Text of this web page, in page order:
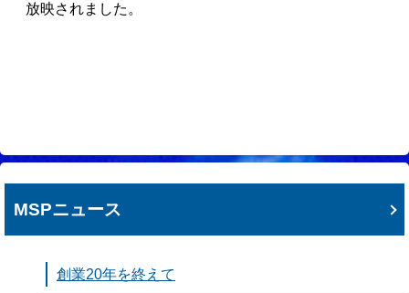
放映されました。
MSPニュース
創業20年を終えて